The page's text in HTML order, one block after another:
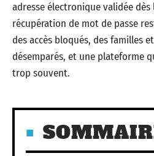
adresse électronique validée
récupération de mot de passe
des accès bloqués, des familles
désemparés, et une plateforme
trop souvent.